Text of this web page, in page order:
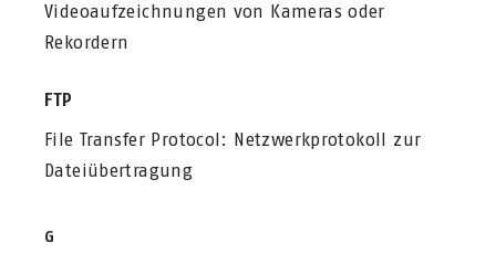
Videoaufzeichnungen von Kameras oder
Rekordern
FTP
File Transfer Protocol: Netzwerkprotokoll zur
Dateiübertragung
G